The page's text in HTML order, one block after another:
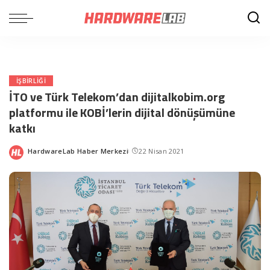
IŞBIRLIĞI
İTO ve Türk Telekom’dan dijitalkobim.org
platformu ile KOBİ’lerin dijital dönüşümüne
katkı
Posted
HardwareLab Haber Merkezi 22 Nisan 2021